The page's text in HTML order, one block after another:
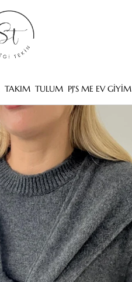
TAKIM TULUM PJ'S ME EV GİYİM